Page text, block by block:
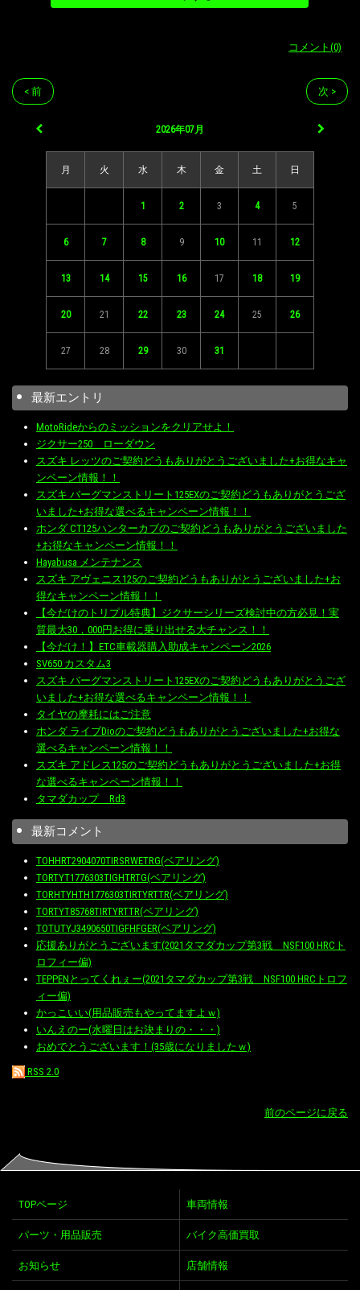
コメント(0)
< 前 次 >
2026年07月
月 火 水 木 金 土 日
1 2 3 4 5
6 7 8 9 10 11 12
13 14 15 16 17 18 19
20 21 22 23 24 25 26
27 28 29 30 31
最新エントリ
MotoRideからのミッションをクリアせよ！
ジクサー250 ローダウン
スズキ レッツのご契約どうもありがとうございました+お得なキャ
ンペーン情報！！
スズキ バーグマンストリート125EXのご契約どうもありがとうござ
いました+お得な選べるキャンペーン情報！！
ホンダ CT125ハンターカブのご契約どうもありがとうございました
+お得なキャンペーン情報！！
Hayabusa メンテナンス
スズキ アヴェニス125のご契約どうもありがとうございました+お
得なキャンペーン情報！！
【今だけのトリプル特典】ジクサーシリーズ検討中の方必見！実
質最大30，000円お得に乗り出せる大チャンス！！
【今だけ！】ETC車載器購入助成キャンペーン2026
SV650 カスタム3
スズキ バーグマンストリート125EXのご契約どうもありがとうござ
いました+お得な選べるキャンペーン情報！！
タイヤの摩耗にはご注意
ホンダ ライブDioのご契約どうもありがとうございました+お得な
選べるキャンペーン情報！！
スズキ アドレス125のご契約どうもありがとうございました+お得
な選べるキャンペーン情報！！
タマダカップ Rd3
最新コメント
TOHHRT2904070TIRSRWETRG(ベアリング)
TORTYT1776303TIGHTRTG(ベアリング)
TORHTYHTH1776303TIRTYRTTR(ベアリング)
TORTYT85768TIRTYRTTR(ベアリング)
TOTUTYJ3490650TIGFHFGER(ベアリング)
応援ありがとうございます(2021タマダカップ第3戦 NSF100 HRCト
ロフィー偏)
TEPPENとってくれぇー(2021タマダカップ第3戦 NSF100 HRCトロフ
ィー偏)
かっこいい(用品販売もやってますよｗ)
いんえのー(水曜日はお決まりの・・・)
おめでとうございます！(35歳になりましたｗ)
RSS 2.0
前のページに戻る
TOPページ 車両情報
パーツ・用品販売 バイク高価買取
お知らせ 店舗情報